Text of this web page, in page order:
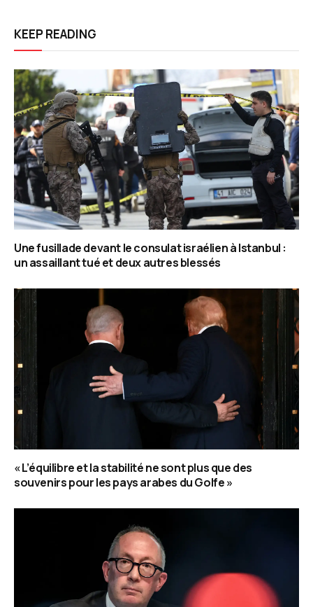
KEEP READING
Une fusillade devant le consulat israélien à Istanbul :
un assaillant tué et deux autres blessés
« L’équilibre et la stabilité ne sont plus que des
souvenirs pour les pays arabes du Golfe »